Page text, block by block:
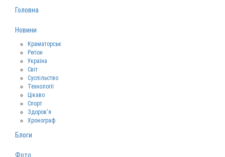
Головна
Новини
Краматорськ
Регіон
Україна
Світ
Суспільство
Технології
Цікаво
Спорт
Здоров‘я
Хронограф
Блоги
Фото